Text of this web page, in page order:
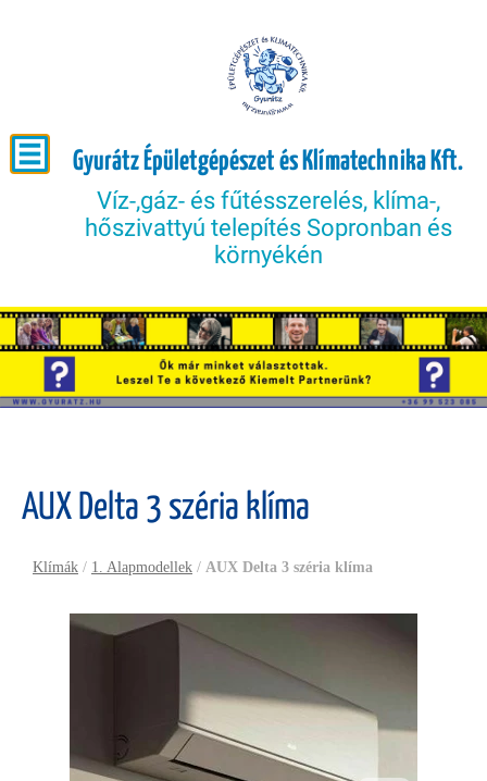
Gyurátz Épületgépészet és Klímatechnika Kft.
Víz-,gáz- és fűtésszerelés, klíma-,
hőszivattyú telepítés Sopronban és
környékén
AUX Delta 3 széria klíma
Klímák / 1. Alapmodellek / AUX Delta 3 széria klíma